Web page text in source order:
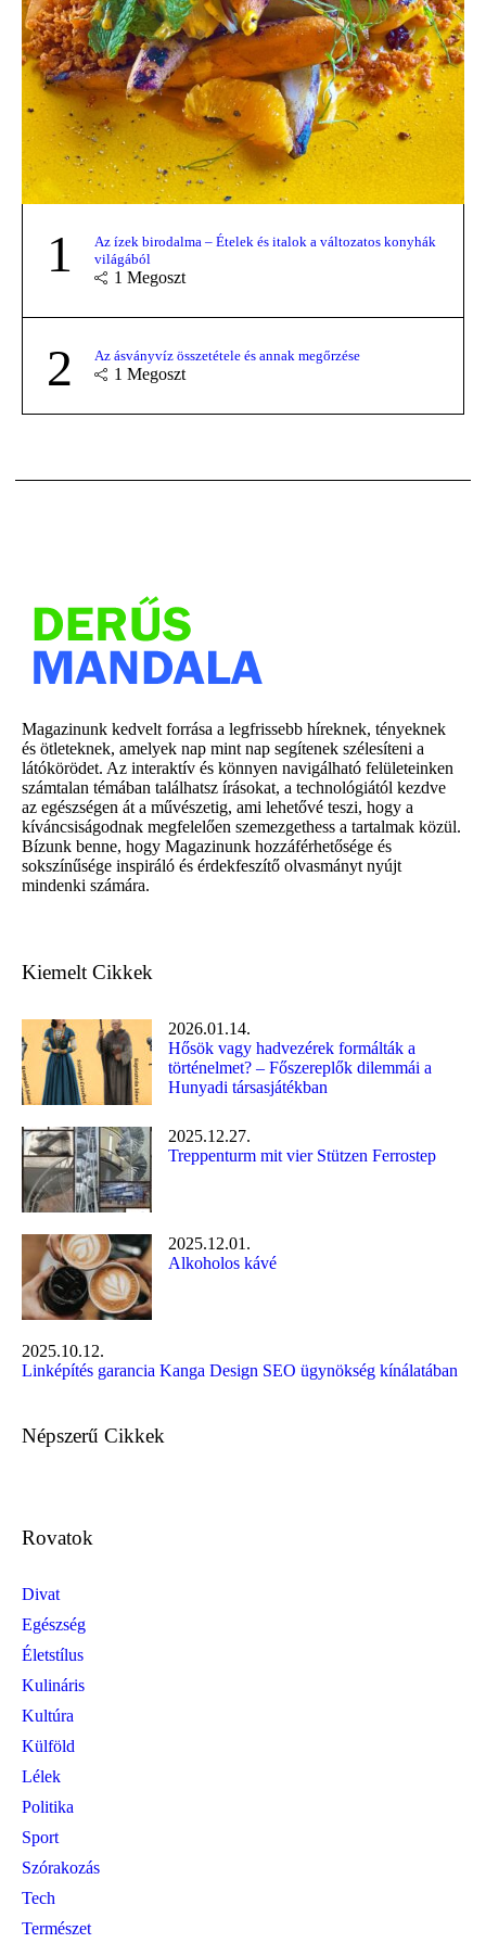
1
Az ízek birodalma – Ételek és italok a változatos konyhák
világából
1 Megoszt
2 Az ásványvíz összetétele és annak megőrzése
1 Megoszt
Magazinunk kedvelt forrása a legfrissebb híreknek, tényeknek
és ötleteknek, amelyek nap mint nap segítenek szélesíteni a
látókörödet. Az interaktív és könnyen navigálható felületeinken
számtalan témában találhatsz írásokat, a technológiától kezdve
az egészségen át a művészetig, ami lehetővé teszi, hogy a
kíváncsiságodnak megfelelően szemezgethess a tartalmak közül.
Bízunk benne, hogy Magazinunk hozzáférhetősége és
sokszínűsége inspiráló és érdekfeszítő olvasmányt nyújt
mindenki számára.
Kiemelt Cikkek
2026.01.14.
Hősök vagy hadvezérek formálták a
történelmet? – Főszereplők dilemmái a
Hunyadi társasjátékban
2025.12.27.
Treppenturm mit vier Stützen Ferrostep
2025.12.01.
Alkoholos kávé
2025.10.12.
Linképítés garancia Kanga Design SEO ügynökség kínálatában
Népszerű Cikkek
Rovatok
Divat
Egészség
Életstílus
Kulináris
Kultúra
Külföld
Lélek
Politika
Sport
Szórakozás
Tech
Természet